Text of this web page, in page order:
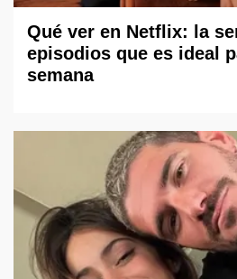
Qué ver en Netflix: la
episodios que es ideal
semana